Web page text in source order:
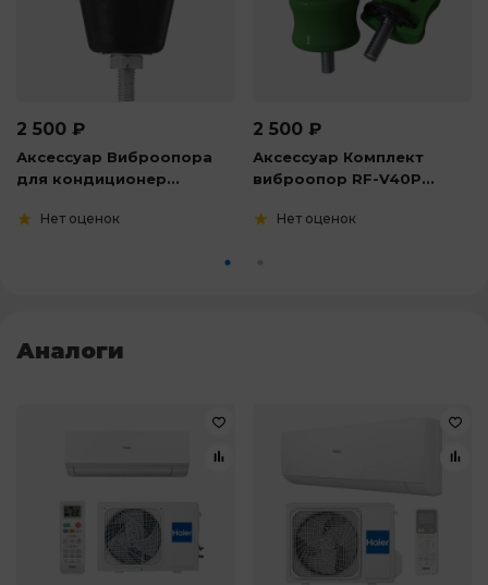
2 500 ₽
Аксессуар Виброопора
для кондиционер...
Нет оценок
2 500 ₽
Аксессуар Комплект
виброопор RF-V40P...
Нет оценок
Аналоги